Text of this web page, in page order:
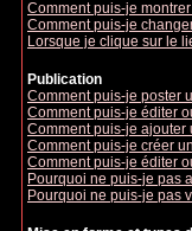
Comment puis-je
Comment puis-je
Lorsque je clique sur le
Publication
Comment puis-je poster
Comment puis-je éditer
Comment puis-je ajouter
Comment puis-je créer
Comment puis-je éditer
Pourquoi ne puis-je pas
Pourquoi ne puis-je pas